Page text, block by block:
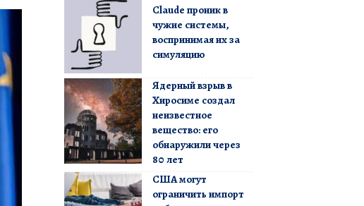
Claude проник в
чужие системы,
воспринимая их за
симуляцию
Ядерный взрыв в
Хиросиме создал
неизвестное
вещество: его
обнаружили через
80 лет
США могут
ограничить импорт